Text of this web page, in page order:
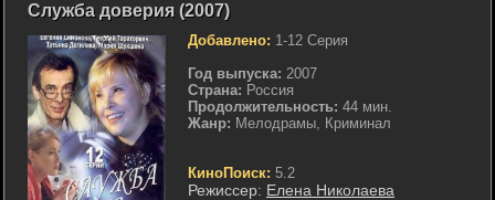
Служба доверия (2007)
Добавлено: 1-12 Серия
Год выпуска: 2007
Страна: Россия
Продолжительность: 44 мин.
Жанр: Мелодрамы, Криминал
КиноПоиск: 5.2
Режиссер: Елена Николаева